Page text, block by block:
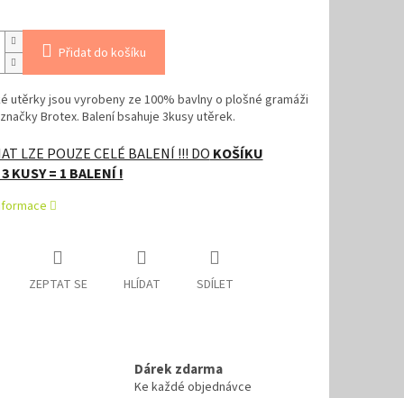
Přidat do košíku
utěrky jsou vyrobeny ze 100% bavlny o plošné gramáži
Brotex. Balení bsahuje 3kusy utěrek.
LZE POUZE CELÉ BALENÍ !!! DOKOŠÍKU
KUSY = 1 BALENÍ !
ZEPTAT SE HLÍDAT SDÍLET
Dárek zdarma
Ke každé objednávce